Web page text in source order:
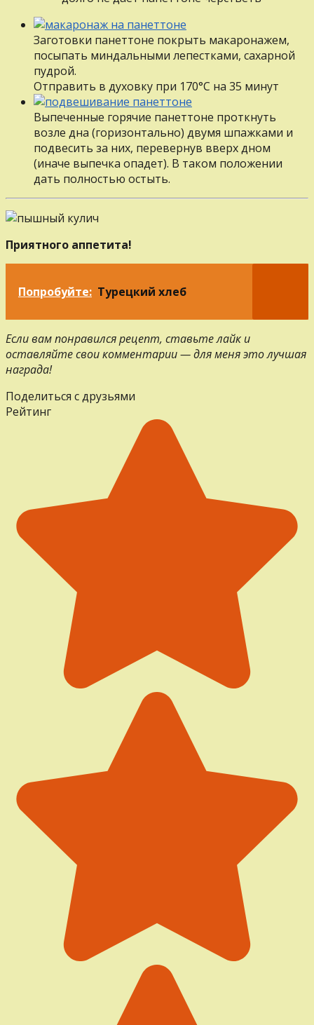
Заготовки панеттоне покрыть макаронажем,
посыпать миндальными лепестками, сахарной
пудрой.
Отправить в духовку при 170°С на 35 минут
Выпеченные горячие панеттоне проткнуть
возле дна (горизонтально) двумя шпажками и
подвесить за них, перевернув вверх дном
(иначе выпечка опадет). В таком положении
дать полностью остыть.
Приятного аппетита!
Попробуйте: Турецкий хлеб
Если вам понравился рецепт, ставьте лайк и
оставляйте свои комментарии — для меня это лучшая
награда!
Поделиться с друзьями
Рейтинг